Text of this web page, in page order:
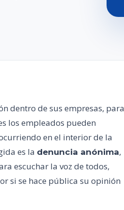
dentro de sus empresas, para
los empleados pueden
en el interior de la
es la denuncia anónima,
escuchar la voz de todos,
si se hace pública su opinión